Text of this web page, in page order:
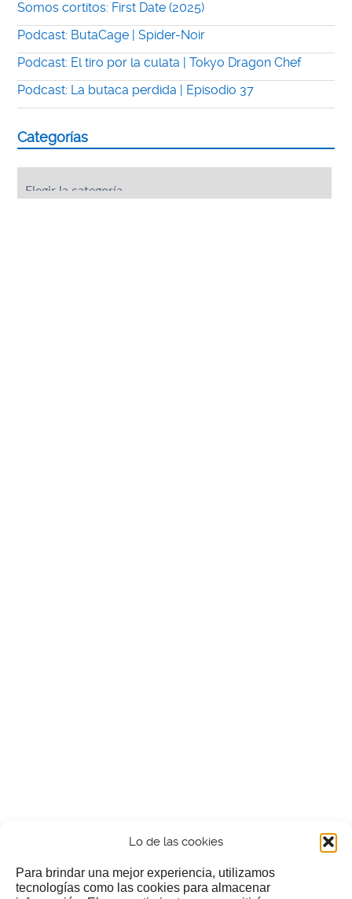
Lo de las cookies
Para brindar una mejor experiencia, utilizamos
tecnologías como las cookies para almacenar
Somos cortitos: First Date (2025)
Podcast: ButaCage | Spider-Noir
Podcast: El tiro por la culata | Tokyo Dragon Chef
Podcast: La butaca perdida | Episodio 37
Categorías